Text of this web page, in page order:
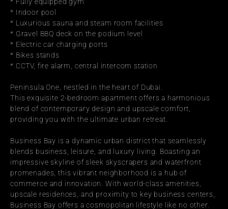
* Indoor pool
* Luxurious sauna and steam room facilities
* Gravel BBQ deck on the podium level
* Electric car charging ports
* Bikes stands
* CCTV, fire alarm, central intercom station
Peninsula One, nestled in the heart of Dubai.
This exquisite 2-bedroom apartment offers a harmonious
blend of contemporary design and upscale comfort,
providing you with the ultimate urban retreat.
Business Bay is a dynamic urban district that seamlessly
blends business, leisure, and luxury living. Boasting an
impressive skyline of sleek skyscrapers and waterfront
promenades, this vibrant neighborhood is a hub of
commerce and innovation. With world-class amenities,
upscale residences, and proximity to key business centers,
Business Bay offers a cosmopolitan lifestyle like no other.